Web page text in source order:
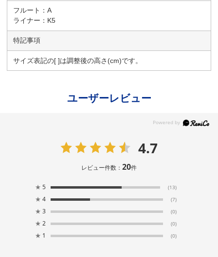
フルート：A
ライナー：K5
特記事項
サイズ表記の[ ]は調整後の高さ(cm)です。
ユーザーレビュー
4.7
レビュー件数： 20件
★ 5 (13)
★ 4 (7)
★ 3 (0)
★ 2 (0)
★ 1 (0)